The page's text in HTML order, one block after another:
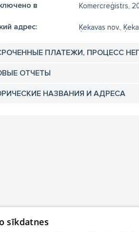
в
Komercreģistrs,
адрес: Ķekavas nov.,
ПЛАТЕЖИ, ПРОЦЕСС
ОТЧЕТЫ
НАЗВАНИЯ И АДРЕСА
sīkdatnes